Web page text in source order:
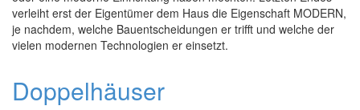
verleiht erst der Eigentümer dem Haus die Eigenschaft MODERN,
je nachdem, welche Bauentscheidungen er trifft und welche der
vielen modernen Technologien er einsetzt.
Doppelhäuser